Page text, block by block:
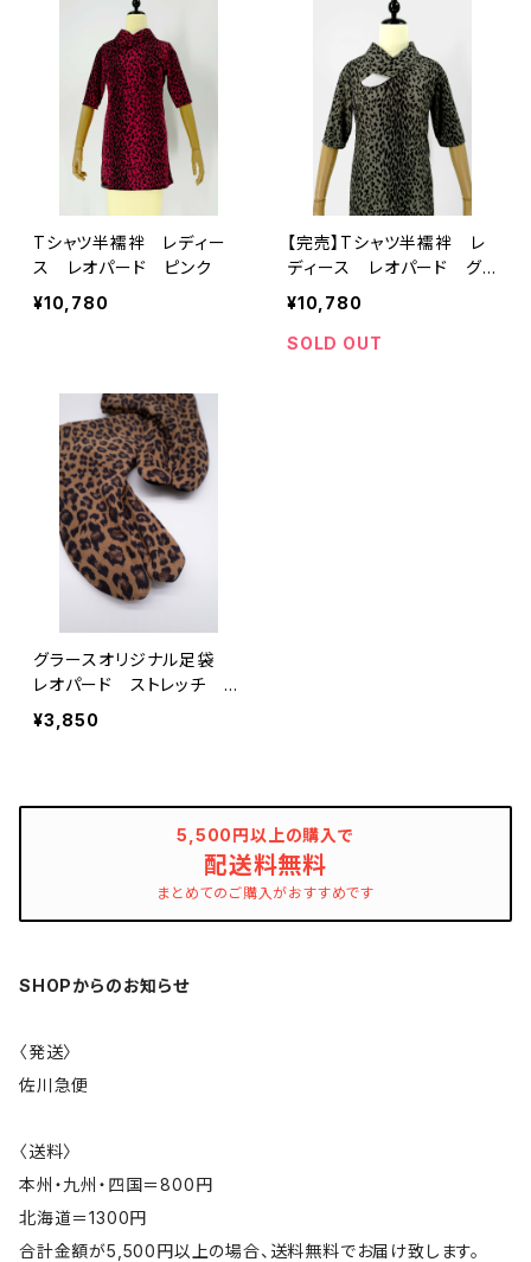
Tシャツ半襦袢 レディー
ス レオパード ピンク
¥10,780
【完売】Tシャツ半襦袢 レ
ディース レオパード グレ
ー
¥10,780
SOLD OUT
グラースオリジナル足袋
レオパード ストレッチ オ
ークル
¥3,850
5,500円以上の購入で
配送料無料
まとめてのご購入がおすすめです
SHOPからのお知らせ
〈発送〉
佐川急便
〈送料〉
本州・九州・四国＝800円
北海道＝1300円
合計金額が5,500円以上の場合、送料無料でお届け致します。